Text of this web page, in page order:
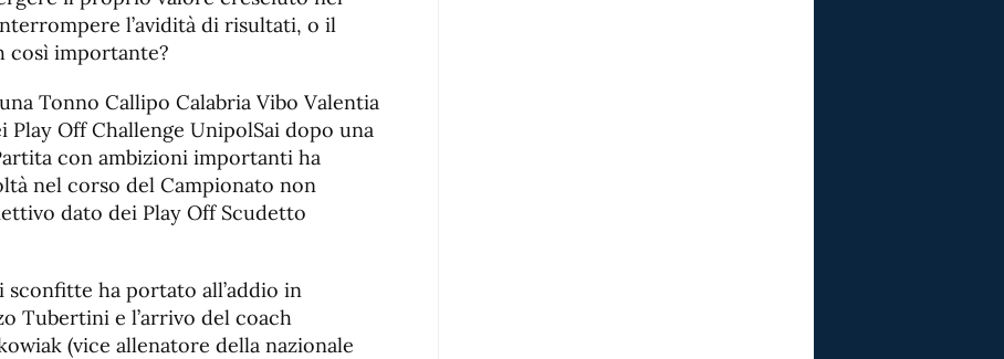
l’avidità di risultati, o il
così importante?
Tonno Callipo Calabria Vibo Valentia
Play Off Challenge UnipolSai dopo una
con ambizioni importanti ha
nel corso del Campionato non
dato dei Play Off Scudetto
ha portato all’addio in
Tubertini e l’arrivo del coach
(vice allenatore della nazionale